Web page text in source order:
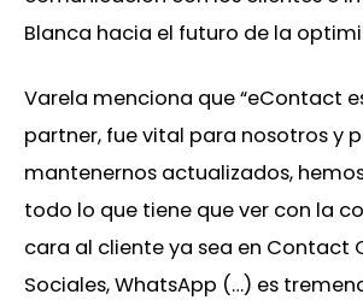
Blanca hacia el futuro de la
Varela menciona que “eContact
partner, fue vital para nosotros y
mantenernos actualizados,
todo lo que tiene que ver con la
cara al cliente ya sea en Contact
Sociales, WhatsApp (…) es